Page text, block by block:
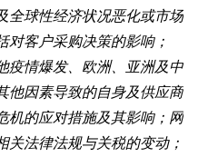
全球性经济状况恶化或市场
对客户采购决策的影响；
疫情爆发、欧洲、亚洲及中
他因素导致的自身及供应商
机的应对措施及其影响；网
关法律法规与关税的变动；